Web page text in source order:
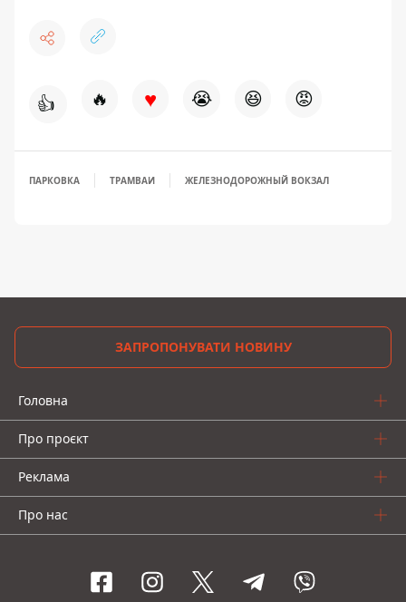
👍 🔥 ♥ 😭 😆 😡
ПАРКОВКА ТРАМВАИ ЖЕЛЕЗНОДОРОЖНЫЙ ВОКЗАЛ
ЗАПРОПОНУВАТИ НОВИНУ
Головна
Про проєкт
Реклама
Про нас